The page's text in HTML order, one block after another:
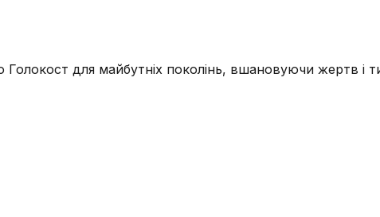
для майбутніх поколінь, вшановуючи жертв і